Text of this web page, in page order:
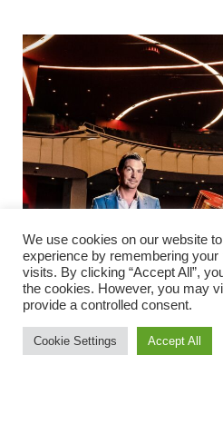
We use cookies on our website
experience by remembering
visits. By clicking “Accept All”,
the cookies. However, you may
provide a controlled consent.
Cookie Settings Accept All